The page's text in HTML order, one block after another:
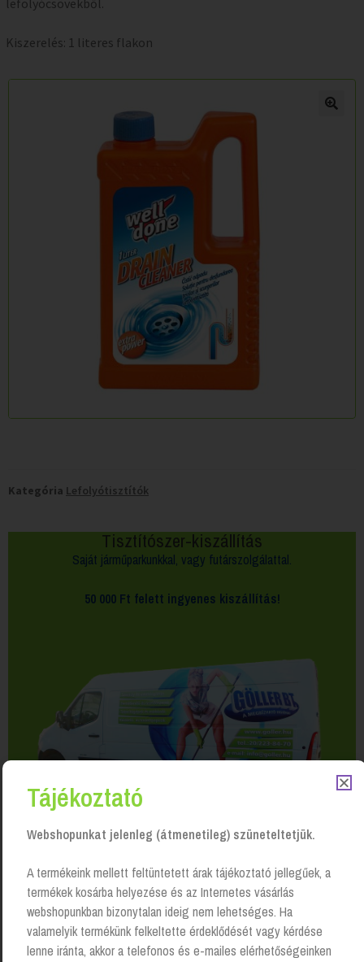
Kiszerelés: 1 literes flakon
Kategória Lefolyótisztítók
Tisztítószer-kiszállítás
Saját járműparkunkkal, vagy futárszolgálattal.
50 000 Ft felett ingyenes kiszállítás!
Tájékoztató
Webshopunkat jelenleg (átmenetileg) szüneteltetjük.
A termékeink mellett feltüntetett árak tájékoztató jellegűek, a
termékek kosárba helyezése és az Internetes vásárlás
webshopunkban bizonytalan ideig nem lehetséges. Ha
valamelyik termékünk felkeltette érdeklődését vagy kérdése
lenne iránta, akkor a telefonos és e-mailes elérhetőségeinken